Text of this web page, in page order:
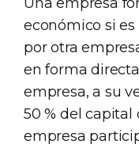
económico si
por otra
en forma
empresa, a su
50 % del capital
empresa